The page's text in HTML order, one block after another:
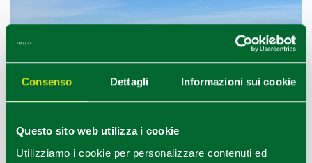
Consenso Dettagli Informazioni sui cookie
Questo sito web utilizza i cookie
Utilizziamo i cookie per personalizzare contenuti ed